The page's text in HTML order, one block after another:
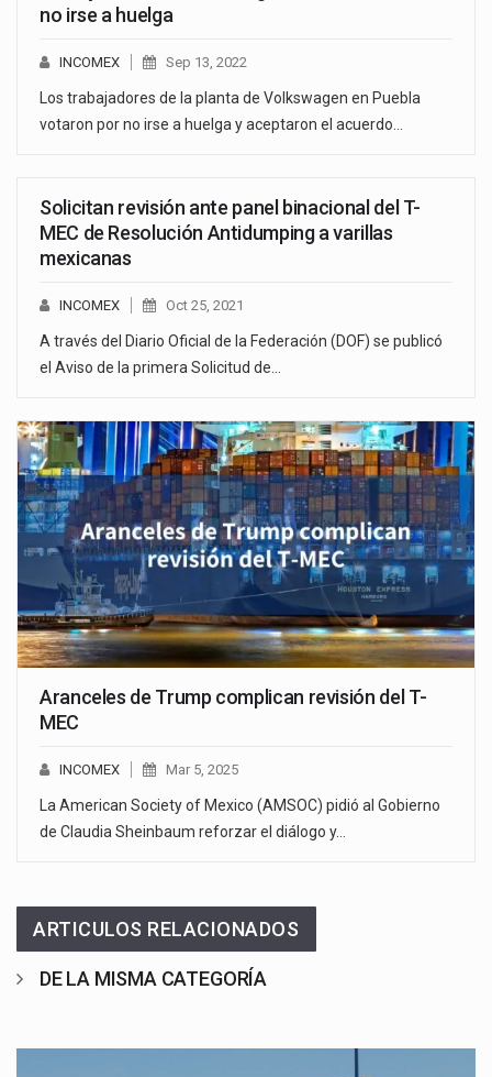
no irse a huelga
INCOMEX Sep 13, 2022
Los trabajadores de la planta de Volkswagen en Puebla
votaron por no irse a huelga y aceptaron el acuerdo…
Solicitan revisión ante panel binacional del T-
MEC de Resolución Antidumping a varillas
mexicanas
INCOMEX Oct 25, 2021
A través del Diario Oficial de la Federación (DOF) se publicó
el Aviso de la primera Solicitud de…
Aranceles de Trump complican revisión del T-
MEC
INCOMEX Mar 5, 2025
La American Society of Mexico (AMSOC) pidió al Gobierno
de Claudia Sheinbaum reforzar el diálogo y…
ARTICULOS RELACIONADOS
DE LA MISMA CATEGORÍA